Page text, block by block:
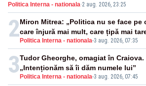
Politica Interna - nationala·2 aug. 2026, 23:25
2 Politica Interna - nationala-3 aug. 2026, 07:35
Miron Mitrea: „Politica nu se face pe
care înjură mai mult, care țipă mai
3 Politica Interna - nationala-3 aug. 2026, 07:45
Tudor Gheorghe, omagiat în
„Intenționăm să îi dăm numele lui”